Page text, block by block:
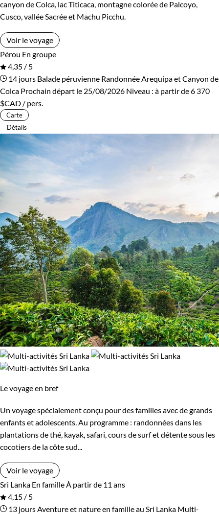
canyon de Colca, lac Titicaca, montagne colorée de Palcoyo,
Cusco, vallée Sacrée et Machu Picchu.
Voir le voyage
Pérou En groupe
4,35 / 5
14 jours Balade péruvienne Randonnée Arequipa et Canyon de
Colca Prochain départ le 25/08/2026 Niveau : à partir de6 370
$CAD / pers.
Carte
Détails
Le voyage en bref
Un voyage spécialement conçu pour des familles avec de grands
enfants et adolescents. Au programme : randonnées dans les
plantations de thé, kayak, safari, cours de surf et détente sous les
cocotiers de la côte sud...
Voir le voyage
Sri Lanka En famille À partir de 11 ans
4,15 / 5
13 jours Aventure et nature en famille au Sri Lanka Multi-